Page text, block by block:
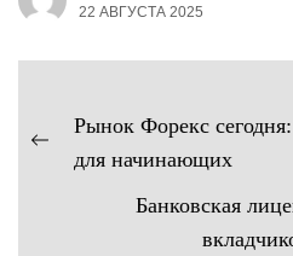
22 АВГУСТА 2025
Навигация
по
записям
Предыдущая
Рынок Форекс
для начинающих
Банковская